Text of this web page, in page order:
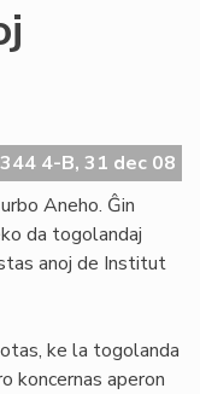
4-B, 31 dec 08
Aneho. Ĝin
da togolandaj
anoj de Institut
ke la togolanda
koncernas aperon